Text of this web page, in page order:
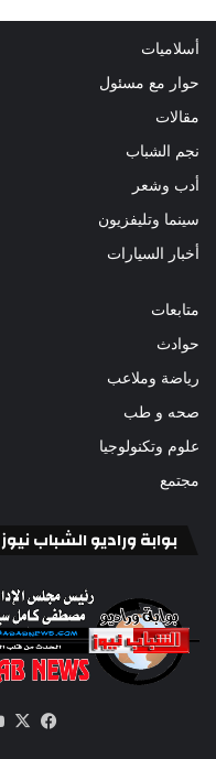
أسلاميات
حوار مع مسئول
مقالات
نجم الشباب
أدب وشعر
سينما وتليفزيون
أخبار السيارات
متابعات
حوادث
رياضة وملاعب
صحه و طب
علوم وتكنولوجيا
مجتمع
بوابة وراديو الشباب نيوز